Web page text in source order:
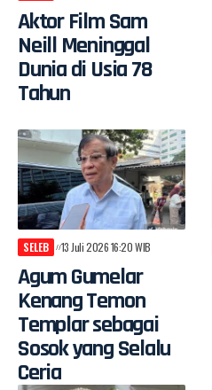
Aktor Film Sam
Neill Meninggal
Dunia di Usia 78
Tahun
SELEB 13 Juli 2026 16:20 WIB
Agum Gumelar
Kenang Temon
Templar sebagai
Sosok yang Selalu
Ceria